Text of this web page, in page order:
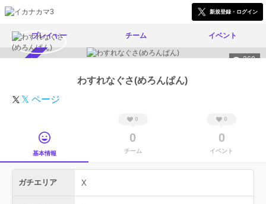
新規登録・ログイン
プレイヤー チーム イベント
360
わすれなぐさ(めろんぱん)
𝕏 ページ
基本情報
0
0
チーム
0
0
イベント
ガチエリア X